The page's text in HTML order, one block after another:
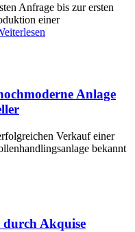
Anfrage bis zur ersten
einer
Anlage
Verkauf einer
bekannt
durch Akquise